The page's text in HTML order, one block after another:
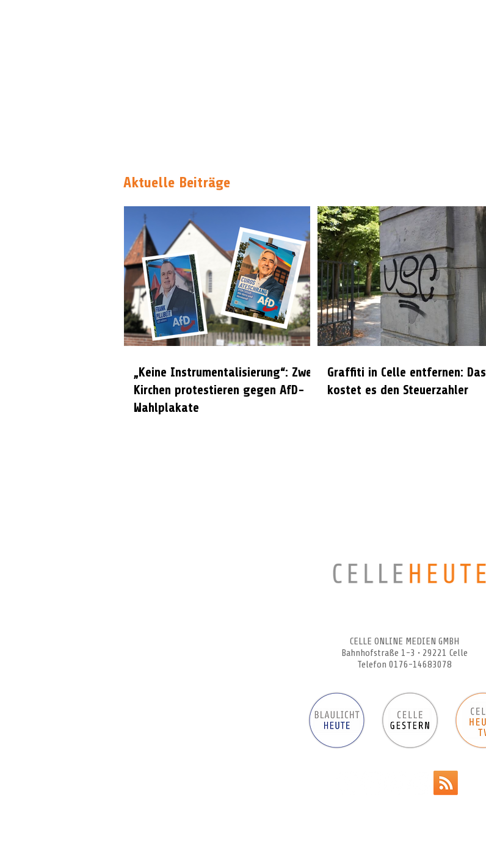
Aktuelle Beiträge
„Keine Instrumentalisierung“: Zwei
Kirchen protestieren gegen AfD-
Wahlplakate
Graffiti in Celle entfernen: Das
kostet es den Steuerzahler
CELLE ONLINE MEDIEN GMBH
Bahnhofstraße 1-3 • 29221 Celle
Telefon 0176-14683078